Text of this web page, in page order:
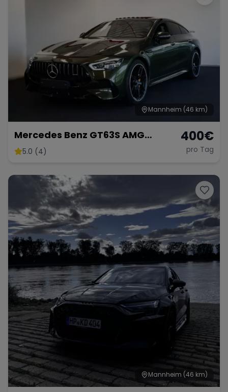
Mannheim (46 km)
Mercedes Benz GT63S AMG
FACELIFT
5.0 (4)
400€
pro Tag
Mannheim (46 km)